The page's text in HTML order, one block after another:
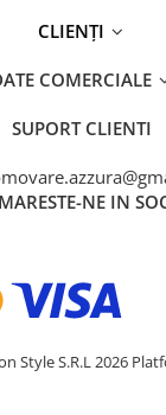
CLIENȚI
COMERCIALE
SUPORT CLIENTI
NE IN
Style S.R.L 2026